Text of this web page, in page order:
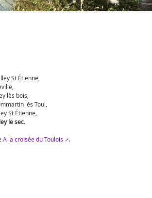
St Étienne,
lès bois,
lès Toul,
St Étienne,
le sec.
A la croisée du Toulois .